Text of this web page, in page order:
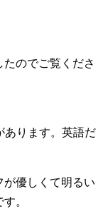
のでご覧くださ
あります。英語だ
が優しくて明るい
。